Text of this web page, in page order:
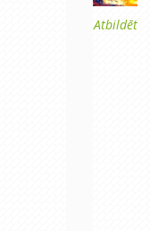
Atbildēt